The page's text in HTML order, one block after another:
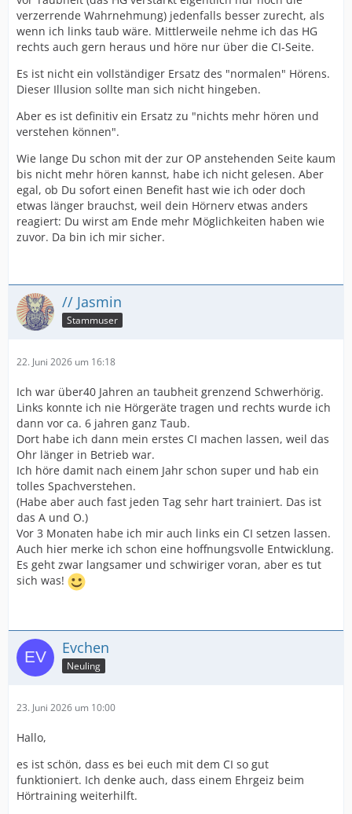
verzerrende Wahrnehmung) jedenfalls besser zurecht, als
wenn ich links taub wäre. Mittlerweile nehme ich das HG
rechts auch gern heraus und höre nur über die CI-Seite.
Es ist nicht ein vollständiger Ersatz des "normalen" Hörens.
Dieser Illusion sollte man sich nicht hingeben.
Aber es ist definitiv ein Ersatz zu "nichts mehr hören und
verstehen können".
Wie lange Du schon mit der zur OP anstehenden Seite kaum
bis nicht mehr hören kannst, habe ich nicht gelesen. Aber
egal, ob Du sofort einen Benefit hast wie ich oder doch
etwas länger brauchst, weil dein Hörnerv etwas anders
reagiert: Du wirst am Ende mehr Möglichkeiten haben wie
zuvor. Da bin ich mir sicher.
// Jasmin
Stammuser
22. Juni 2026 um 16:18
Ich war über40 Jahren an taubheit grenzend Schwerhörig.
Links konnte ich nie Hörgeräte tragen und rechts wurde ich
dann vor ca. 6 jahren ganz Taub.
Dort habe ich dann mein erstes CI machen lassen, weil das
Ohr länger in Betrieb war.
Ich höre damit nach einem Jahr schon super und hab ein
tolles Spachverstehen.
(Habe aber auch fast jeden Tag sehr hart trainiert. Das ist
das A und O.)
Vor 3 Monaten habe ich mir auch links ein CI setzen lassen.
Auch hier merke ich schon eine hoffnungsvolle Entwicklung.
Es geht zwar langsamer und schwiriger voran, aber es tut
sich was!
Evchen
Neuling
23. Juni 2026 um 10:00
Hallo,
es ist schön, dass es bei euch mit dem CI so gut
funktioniert. Ich denke auch, dass einem Ehrgeiz beim
Hörtraining weiterhilft.